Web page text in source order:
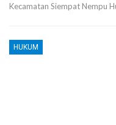
Kecamatan Siempat Nempu
HUKUM